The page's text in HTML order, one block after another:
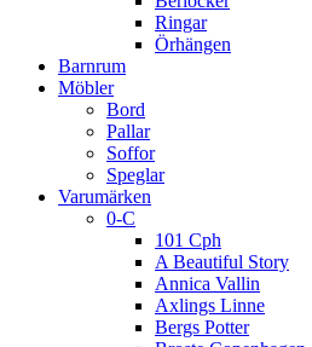
Ringar
Örhängen
Barnrum
Möbler
Bord
Pallar
Soffor
Speglar
Varumärken
0-C
101 Cph
A Beautiful Story
Annica Vallin
Axlings Linne
Bergs Potter